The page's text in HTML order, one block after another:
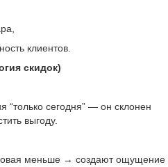
клиентов.
скидок)
“только сегодня” — он склонен
выгоду.
меньше → создают ощущение